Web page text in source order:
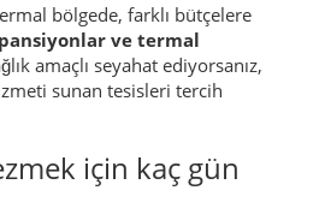
bölgede, farklı bütçelere
ve termal
amaçlı seyahat ediyorsanız,
sunan tesisleri tercih
için kaç gün